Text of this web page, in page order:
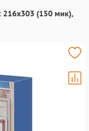
216х303 (150 мик),